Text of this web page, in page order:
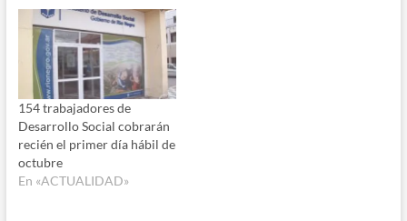
154 trabajadores de
Desarrollo Social cobrarán
recién el primer día hábil de
octubre
En «ACTUALIDAD»